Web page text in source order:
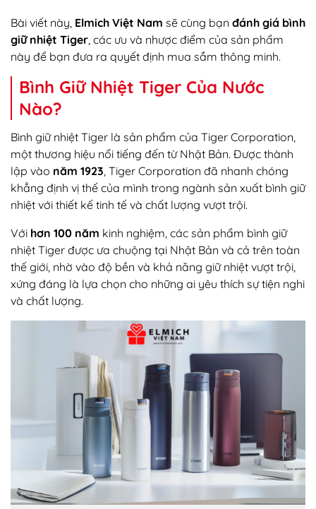
Bài viết này, Elmich Việt Nam sẽ cùng bạn đánh giá bình
giữ nhiệt Tiger, các ưu và nhược điểm của sản phẩm
này để bạn đưa ra quyết định mua sắm thông minh.
Bình Giữ Nhiệt Tiger Của Nước
Nào?
Bình giữ nhiệt Tiger là sản phẩm của Tiger Corporation,
một thương hiệu nổi tiếng đến từ Nhật Bản. Được thành
lập vào năm 1923, Tiger Corporation đã nhanh chóng
khẳng định vị thế của mình trong ngành sản xuất bình giữ
nhiệt với thiết kế tinh tế và chất lượng vượt trội.
Với hơn 100 năm kinh nghiệm, các sản phẩm bình giữ
nhiệt Tiger được ưa chuộng tại Nhật Bản và cả trên toàn
thế giới, nhờ vào độ bền và khả năng giữ nhiệt vượt trội,
xứng đáng là lựa chọn cho những ai yêu thích sự tiện nghi
và chất lượng.